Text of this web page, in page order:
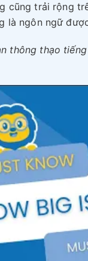
cũng trải rộng
là ngôn ngữ
thông thạo